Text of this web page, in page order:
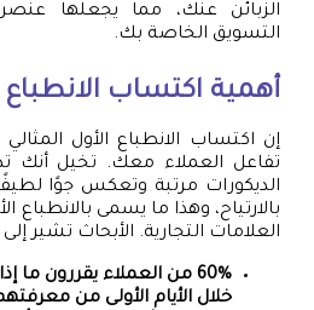
الزبائن عنك، مما يجعلها
التسويق الخاصة بك.
أهمية اكتساب الانطباع
إن اكتساب الانطباع الأول
تفاعل العملاء معك. تخيل أنك
الديكورات مرتبة وتعكس جوًا
بالارتياح، وهذا ما يسمى بالانطباع
العلامات التجارية. الأبحاث تشير إلى
60% من العملاء يقررون
خلال الأيام الأولى من